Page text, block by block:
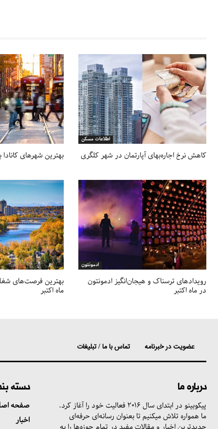
بهترین شهرهای کانادا
اطلاعات مسکن
کاهش نرخ اجاره‌بهای آپارتمان‌ در شهر کلگری
بهترین فرصت‌های
ماه اکتبر
ادمونتون
رویدادهای ترسناک و هیجان‌انگیز ادمونتون
در ماه اکتبر
تماس با ما / تبلیغات عضویت در خبرنامه
دسته
صفحه
اخبار
درباره ما
پیکوبینو در ابتدای سال ۲۰۱۶ فعالیت خود را آغاز کرد.
ما همواره تلاش میکنیم تا بعنوان رسانه‌ای حرفه‌ای